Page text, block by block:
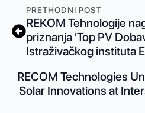
PRETHODNI POST
REKOM Tehnologije
priznanja 'Top PV
Istraživačkog instituta
RECOM Technologies
Solar Innovations at